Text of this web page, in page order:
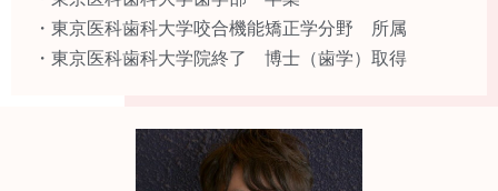
・東京医科歯科大学咬合機能矯正学分野 所属
・東京医科歯科大学院終了 博士（歯学）取得